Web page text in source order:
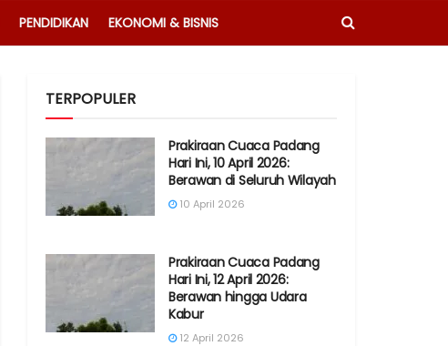
PENDIDIKAN EKONOMI & BISNIS
TERPOPULER
Prakiraan Cuaca Padang
Hari Ini, 10 April 2026:
Berawan di Seluruh Wilayah
10 April 2026
Prakiraan Cuaca Padang
Hari Ini, 12 April 2026:
Berawan hingga Udara
Kabur
12 April 2026